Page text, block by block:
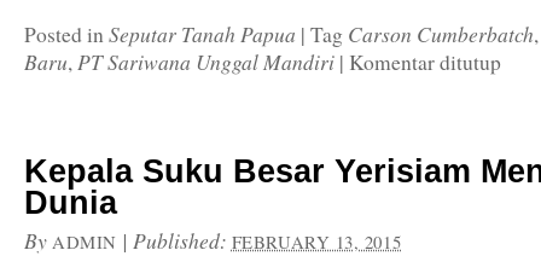
Posted inSeputar Tanah Papua | Tag Carson Cumberbatch
Baru,PT Sariwana Unggal Mandiri | Komentar ditutup
Kepala Suku Besar Yerisiam
Dunia
By ADMIN | Published: FEBRUARY 13, 2015